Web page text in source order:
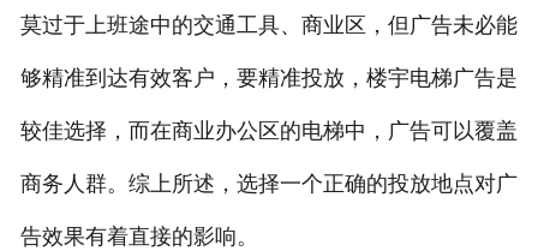
莫过于上班途中的交通工具、商业区，但广告未必能
够精准到达有效客户，要精准投放，楼宇电梯广告是
较佳选择，而在商业办公区的电梯中，广告可以覆盖
商务人群。综上所述，选择一个正确的投放地点对广
告效果有着直接的影响。